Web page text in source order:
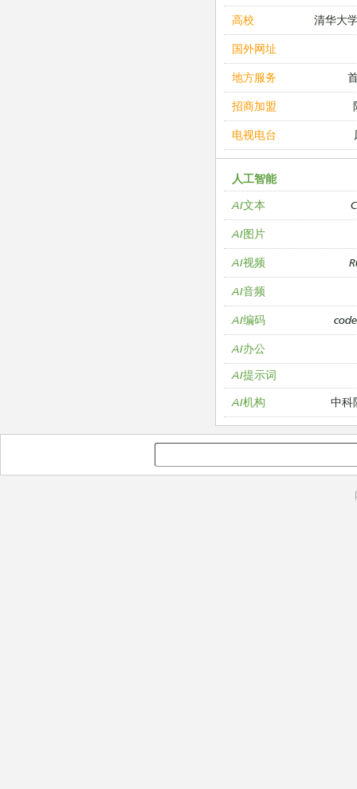
高校 清华大
国外网址
地方服务
招商加盟
电视电台
人工智能
AI文本
AI图片
AI视频
AI音频
AI编码
AI办公
AI提示词
AI机构
中科